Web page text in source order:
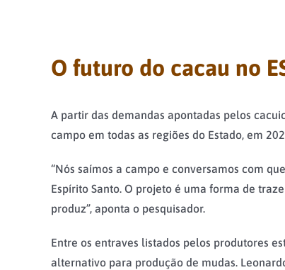
O futuro do cacau no
A partir das demandas apontadas pelos
campo em todas as regiões do Estado, em
“Nós saímos a campo e conversamos com
Espírito Santo. O projeto é uma forma de
produz”, aponta o pesquisador.
Entre os entraves listados pelos produtores
alternativo para produção de mudas.